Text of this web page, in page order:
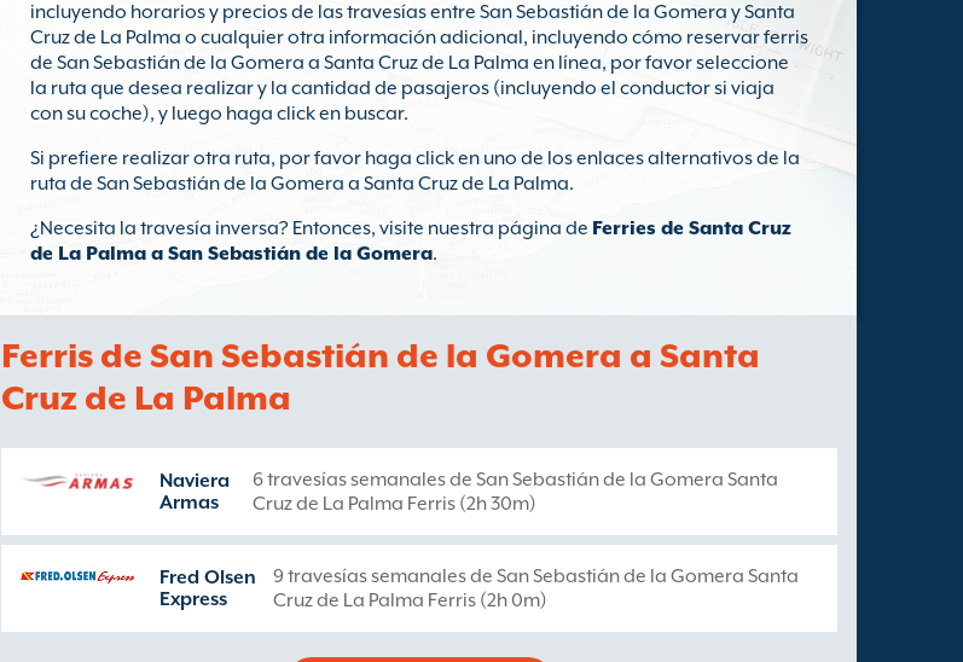
incluyendo horarios y precios de las travesías entre San Sebastián de la Gomera y Santa
Cruz de La Palma o cualquier otra información adicional, incluyendo cómo reservar ferris
de San Sebastián de la Gomera a Santa Cruz de La Palma en línea, por favor seleccione
la ruta que desea realizar y la cantidad de pasajeros (incluyendo el conductor si viaja
con su coche), y luego haga click en buscar.
Si prefiere realizar otra ruta, por favor haga click en uno de los enlaces alternativos de la
ruta de San Sebastián de la Gomera a Santa Cruz de La Palma.
¿Necesita la travesía inversa? Entonces, visite nuestra página de Ferries de Santa Cruz
de La Palma a San Sebastián de la Gomera.
Ferris de San Sebastián de la Gomera a Santa
Cruz de La Palma
Naviera
Armas
6 travesías semanales de San Sebastián de la Gomera Santa
Cruz de La Palma Ferris (2h 30m)
Fred Olsen
Express
9 travesías semanales de San Sebastián de la Gomera Santa
Cruz de La Palma Ferris (2h 0m)